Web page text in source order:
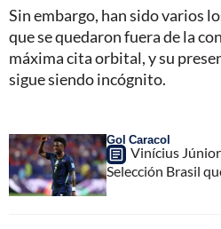
Sin embargo, han sido varios
que se quedaron fuera de la
máxima cita orbital, y su
sigue siendo incógnito.
Gol Caracol
Vinícius
Selección Brasil